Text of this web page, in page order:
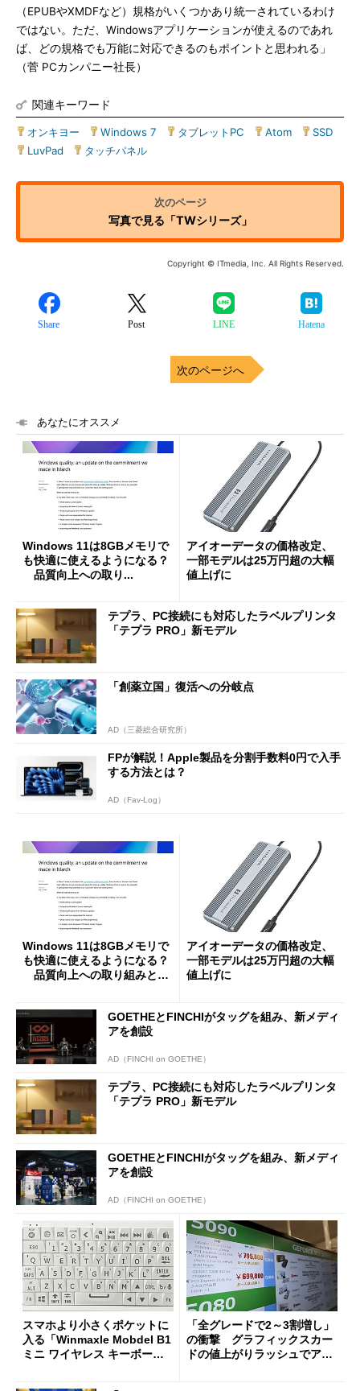
（EPUBやXMDFなど）規格がいくつかあり統一されているわけ
ではない。ただ、Windowsアプリケーションが使えるのであれ
ば、どの規格でも万能に対応できるのもポイントと思われる」
（菅 PCカンパニー社長）
関連キーワード
オンキヨー Windows 7 タブレットPC Atom SSD
LuvPad
タッチパネル
写真で見る「TWシリーズ」
Copyright © ITmedia, Inc. All Rights Reserved.
Share Post LINE Hatena
次のページへ
あなたにオススメ
Windows 11は8GBメモリで
も快適に使えるようになる？
品質向上への取り...
アイオーデータの価格改定、
一部モデルは25万円超の大幅
値上げに
テプラ、PC接続にも対応したラベルプリンタ
「テプラ PRO」新モデル
「創薬立国」復活への分岐点
AD（三菱総合研究所）
FPが解説！Apple製品を分割手数料0円で入手
する方法とは？
AD（Fav-Log）
Windows 11は8GBメモリで
も快適に使えるようになる？
品質向上への取り組みと
アイオーデータの価格改定、
一部モデルは25万円超の大幅
値上げに
GOETHEとFINCHIがタッグを組み、新メディ
アを創設
AD（FINCHI on GOETHE）
テプラ、PC接続にも対応したラベルプリンタ
「テプラ PRO」新モデル
GOETHEとFINCHIがタッグを組み、新メディ
アを創設
AD（FINCHI on GOETHE）
スマホより小さくポケットに
入る「Winmaxle Mobdel B1
ミニ ワイヤレス キーボー
「全グレードで2～3割増し」
の衝撃 グラフィックスカー
ドの値上がりラッシュでアキ